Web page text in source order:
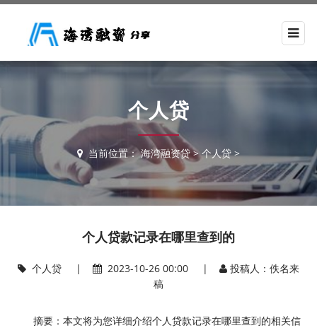
个人贷
当前位置：海湾融资贷>个人贷>
个人贷款记录在哪里查到的
个人贷| 2023-10-26 00:00 |
投稿人：佚名来
稿
摘要：本文将为您详细介绍个人贷款记录在哪里查到的相关信